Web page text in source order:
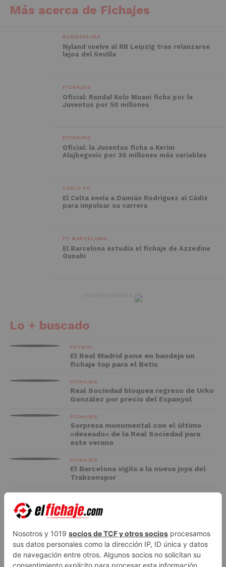
Más acerca de Fichajes
BUNDESLIGA
Nyland vuelve al RB Leipzig tras relanzarse
lejos del Sevilla
FICHAJES
Oficial: Randal Kolo Muani ficha por la
Juventus por 50 millones
FICHAJES
Oficial: la Juventus ficha a Kerim
Alajbegovic por 30 millones más variables
CÁDIZ FC
El Celta envía a Damián Rodríguez al Cádiz
para impulsar su carrera
FC BARCELONA
El Barcelona estudia el fichaje de Azzedine
Ounahi
Lo + buscado
FÚTBOL
El Real Madrid pone en bandeja un
fichaje top para el Betis
FICHAJES
Real Sociedad bloquea regreso de Urko
González por precio del Espanyol
FICHAJES
Sorpresa monumental con el último
«deseado» de la Real Sociedad para
este verano
FICHAJES
El Barcelona vigila a la nueva joya del
Trabzonspor
FC BARCELONA
El Racing negocia la cesión de Marc
Casadó en su vuelta a Primera División
ADVERTISEMENT